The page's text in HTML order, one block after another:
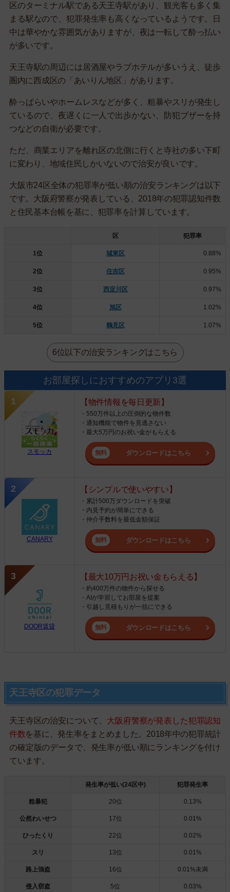
区のターミナル駅である天王寺駅があり、観光客も多く集
まる駅なので、犯罪発生率も高くなっているようです。日
中は華やかな雰囲気がありますが、夜は一転して酔っ払い
が多いです。
天王寺駅の周辺には居酒屋やラブホテルが多いうえ、徒歩
圏内に西成区の「あいりん地区」があります。
酔っぱらいやホームレスなどが多く、粗暴やスリが発生し
ているので、夜遅くに一人で出歩かない、防犯ブザーを持
つなどの自衛が必要です。
ただ、商業エリアを離れ区の北側に行くと寺社の多い下町
に変わり、地域住民しかいないので治安が良いです。
大阪市24区全体の犯罪率が低い順の治安ランキングは以下
です。大阪府警察が発表している、2018年の犯罪認知件数
と住民基本台帳を基に、犯罪率を計算しています。
区 犯罪率
1位 城東区 0.88%
2位 住吉区 0.95%
3位 西淀川区 0.97%
4位 旭区 1.02%
5位 鶴見区 1.07%
6位以下の治安ランキングはこちら
お部屋探しにおすすめのアプリ3選
スモッカ
【物件情報を毎日更新】
・550万件以上の圧倒的な物件数
・通知機能で物件を見逃さない
・最大5万円のお祝い金がもらえる
ダウンロードはこちら
CANARY
【シンプルで使いやすい】
・累計500万ダウンロードを突破
・内見予約が簡単にできる
・仲介手数料を最低金額保証
ダウンロードはこちら
DOOR賃貸
【最大10万円お祝い金もらえる】
・約400万件の物件から探せる
・AIが学習してお部屋を提案
・引越し見積もりが一括にできる
ダウンロードはこちら
天王寺区の犯罪データ
天王寺区の治安について、 大阪府警察が発表した犯罪認知
件数を基に、発生率をまとめました。2018年中の犯罪統計
の確定版のデータで、発生率が低い順にランキングを付け
ています。
発生率が低い(24区中) 犯罪発生率
粗暴犯 20位 0.13%
公然わいせつ 17位 0.01%
ひったくり 22位 0.02%
スリ 13位 0.01%
路上強盗 16位 0.01%未満
侵入窃盗 5位 0.03%